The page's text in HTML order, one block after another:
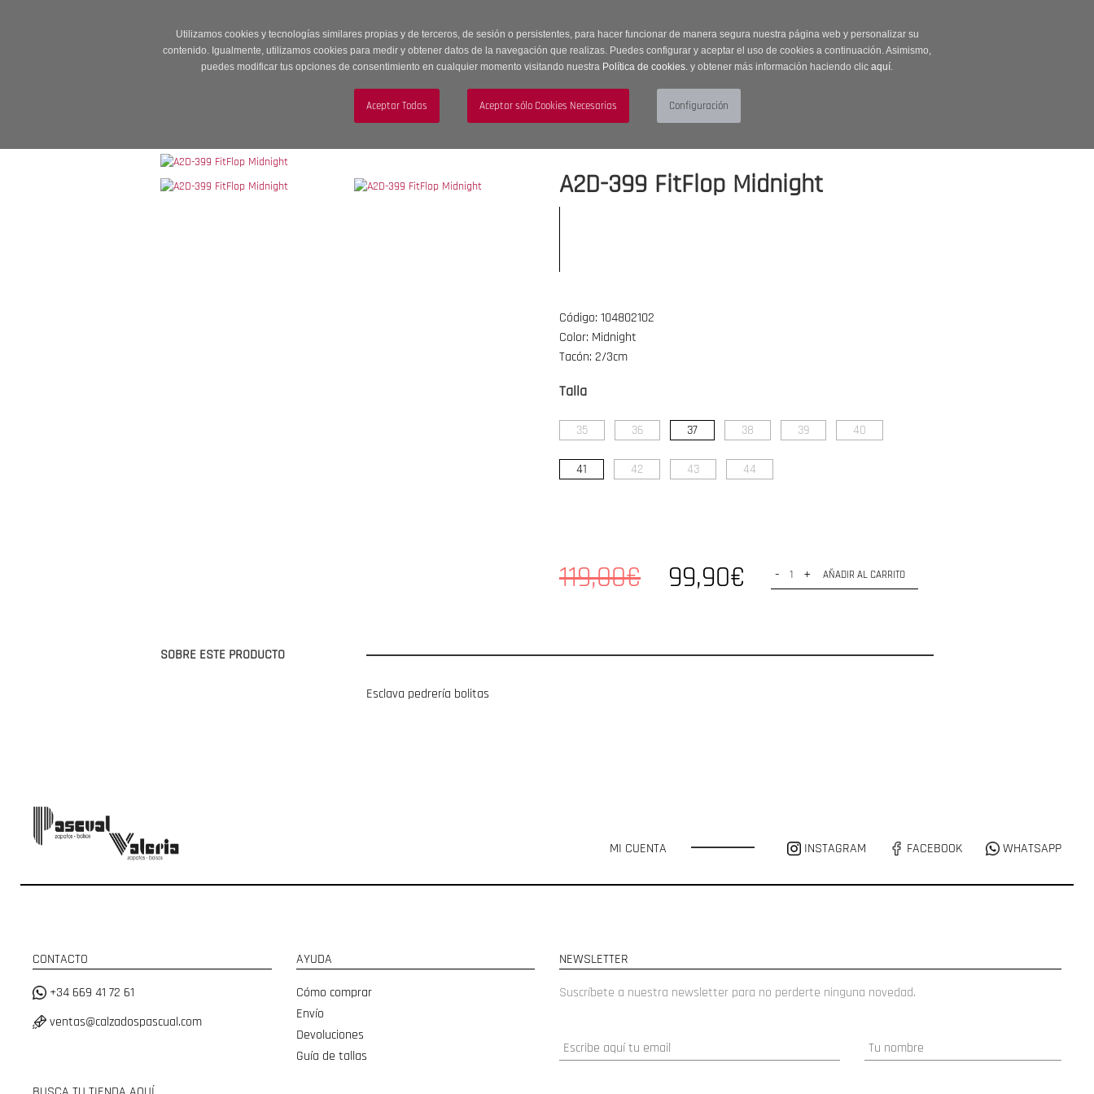
Utilizamos cookies y tecnologías similares propias y de terceros, de sesión o persistentes, para hacer funcionar de manera segura nuestra página web y personalizar su
contenido. Igualmente, utilizamos cookies para medir y obtener datos de la navegación que realizas. Puedes configurar y aceptar el uso de cookies a continuación. Asimismo,
puedes modificar tus opciones de consentimiento en cualquier momento visitando nuestra Política de cookies. y obtener más información haciendo clic aquí.
MUJER HOMBRE ACCESORIOS
A2D-399 FitFlop Midnight
Código: 104802102
Color: Midnight
Tacón: 2/3cm
Talla
35 36 37 38 39 40
41 42 43 44
119,00€ 99,90€ - + AÑADIR AL CARRITO
SOBRE ESTE PRODUCTO
Esclava pedrería bolitas
MI CUENTA INSTAGRAM FACEBOOK WHATSAPP
CONTACTO
+34 669 41 72 61
ventas@calzadospascual.com
AYUDA
Cómo comprar
Envío
Devoluciones
Guía de tallas
NEWSLETTER
Suscríbete a nuestra newsletter para no perderte ninguna novedad.